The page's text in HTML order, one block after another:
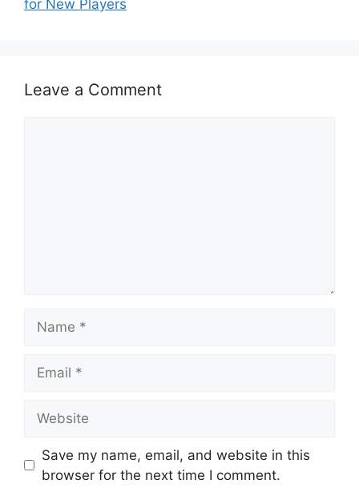
for New Players
Leave a Comment
Save my name, email, and website in this
browser for the next time I comment.